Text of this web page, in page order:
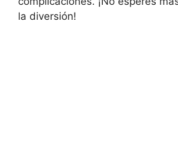
la diversión!